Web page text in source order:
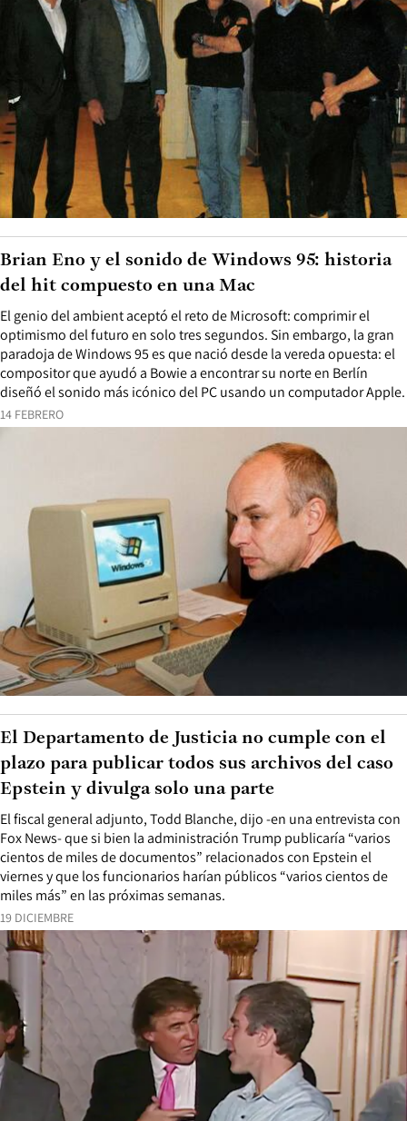
14 FEBRERO
El genio del ambient aceptó el reto de Microsoft: comprimir el
optimismo del futuro en solo tres segundos. Sin embargo, la gran
paradoja de Windows 95 es que nació desde la vereda opuesta: el
compositor que ayudó a Bowie a encontrar su norte en Berlín
diseñó el sonido más icónico del PC usando un computador Apple.
Brian Eno y el sonido de Windows 95: historia
del hit compuesto en una Mac
19 DICIEMBRE
El fiscal general adjunto, Todd Blanche, dijo -en una entrevista con
Fox News- que si bien la administración Trump publicaría “varios
cientos de miles de documentos” relacionados con Epstein el
viernes y que los funcionarios harían públicos “varios cientos de
miles más” en las próximas semanas.
El Departamento de Justicia no cumple con el
plazo para publicar todos sus archivos del caso
Epstein y divulga solo una parte